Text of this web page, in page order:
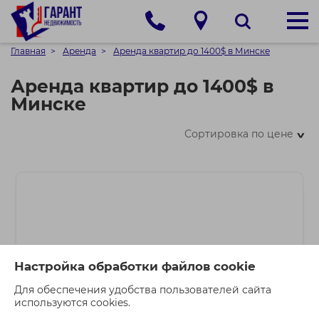
Настройка обработки файлов cookie
Для обеспечения удобства пользователей сайта
используются cookies.
Главная Аренда Аренда квартир до 1400$ в Минске
Аренда квартир до 1400$ в
Минске
Сортировка по цене>